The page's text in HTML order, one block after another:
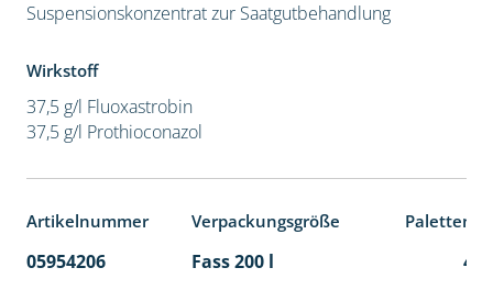
Suspensionskonzentrat zur Saatgutbehandlung
Wirkstoff
37,5 g/l Fluoxastrobin
37,5 g/l Prothioconazol
Artikelnummer Verpackungsgröße
05954206 Fass 200 l
4